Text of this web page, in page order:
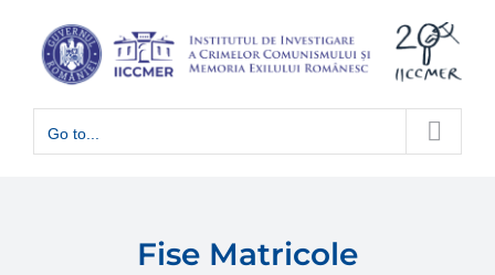
content
Go to...
Fise Matricole